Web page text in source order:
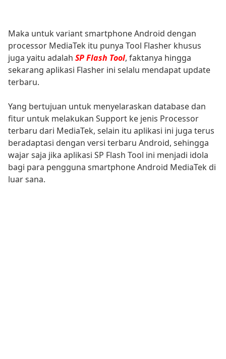
Maka untuk variant smartphone Android dengan
processor MediaTek itu punya Tool Flasher khusus
juga yaitu adalah SP Flash Tool, faktanya hingga
sekarang aplikasi Flasher ini selalu mendapat update
terbaru.
Yang bertujuan untuk menyelaraskan database dan
fitur untuk melakukan Support ke jenis Processor
terbaru dari MediaTek, selain itu aplikasi ini juga terus
beradaptasi dengan versi terbaru Android, sehingga
wajar saja jika aplikasi SP Flash Tool ini menjadi idola
bagi para pengguna smartphone Android MediaTek di
luar sana.